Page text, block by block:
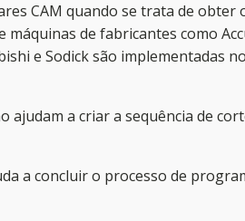
CAM quando se trata de obter
máquinas de fabricantes como
e Sodick são implementadas
ajudam a criar a sequência de
a concluir o processo de